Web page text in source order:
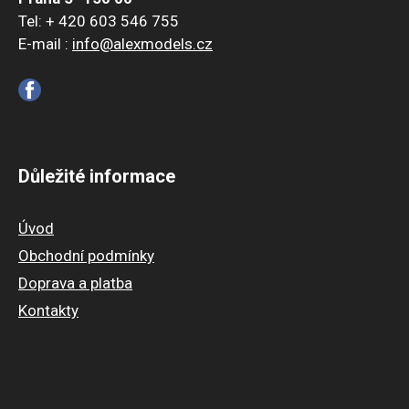
Tel: + 420 603 546 755
E-mail : info@alexmodels.cz
Důležité informace
Úvod
Obchodní podmínky
Doprava a platba
Kontakty